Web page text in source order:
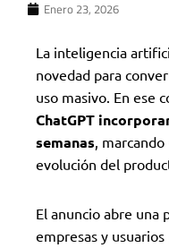
Enero 23, 2026
La inteligencia
novedad para
uso masivo. En ese
ChatGPT
semanas,
evolución del
El anuncio abre una
empresas y